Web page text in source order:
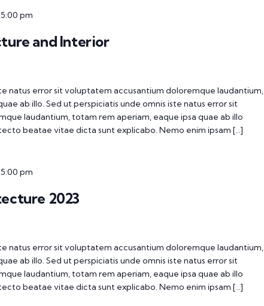
5:00 pm
and Interior
natus error sit voluptatem accusantium doloremque laudantium,
ab illo. Sed ut perspiciatis unde omnis iste natus error sit
laudantium, totam rem aperiam, eaque ipsa quae ab illo
beatae vitae dicta sunt explicabo. Nemo enim ipsam […]
5:00 pm
2023
natus error sit voluptatem accusantium doloremque laudantium,
ab illo. Sed ut perspiciatis unde omnis iste natus error sit
laudantium, totam rem aperiam, eaque ipsa quae ab illo
beatae vitae dicta sunt explicabo. Nemo enim ipsam […]